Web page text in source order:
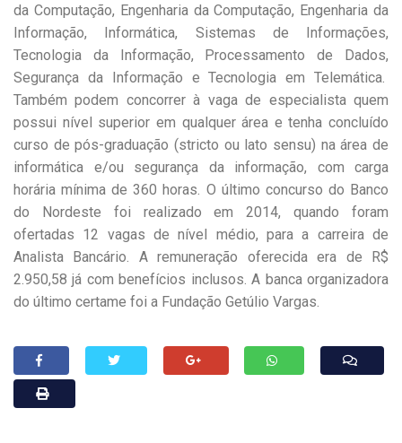
da Computação, Engenharia da Computação, Engenharia da
Informação, Informática, Sistemas de Informações,
Tecnologia da Informação, Processamento de Dados,
Segurança da Informação e Tecnologia em Telemática.
Também podem concorrer à vaga de especialista quem
possui nível superior em qualquer área e tenha concluído
curso de pós-graduação (stricto ou lato sensu) na área de
informática e/ou segurança da informação, com carga
horária mínima de 360 horas. O último concurso do Banco
do Nordeste foi realizado em 2014, quando foram
ofertadas 12 vagas de nível médio, para a carreira de
Analista Bancário. A remuneração oferecida era de R$
2.950,58 já com benefícios inclusos. A banca organizadora
do último certame foi a Fundação Getúlio Vargas.